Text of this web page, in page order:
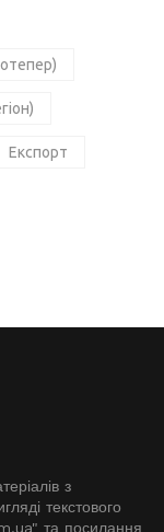
Експорт
з
текстового
та посилання